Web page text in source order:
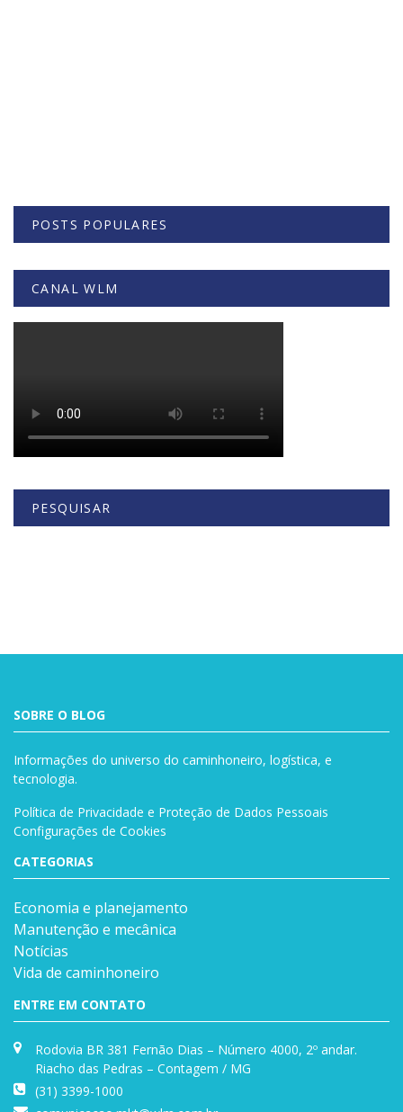
POSTS POPULARES
CANAL WLM
PESQUISAR
SOBRE O BLOG
Informações do universo do caminhoneiro, logística, e
tecnologia.
Política de Privacidade e Proteção de Dados Pessoais
Configurações de Cookies
CATEGORIAS
Economia e planejamento
Manutenção e mecânica
Notícias
Vida de caminhoneiro
ENTRE EM CONTATO
Rodovia BR 381 Fernão Dias – Número 4000, 2º andar.
Riacho das Pedras – Contagem / MG
(31) 3399-1000